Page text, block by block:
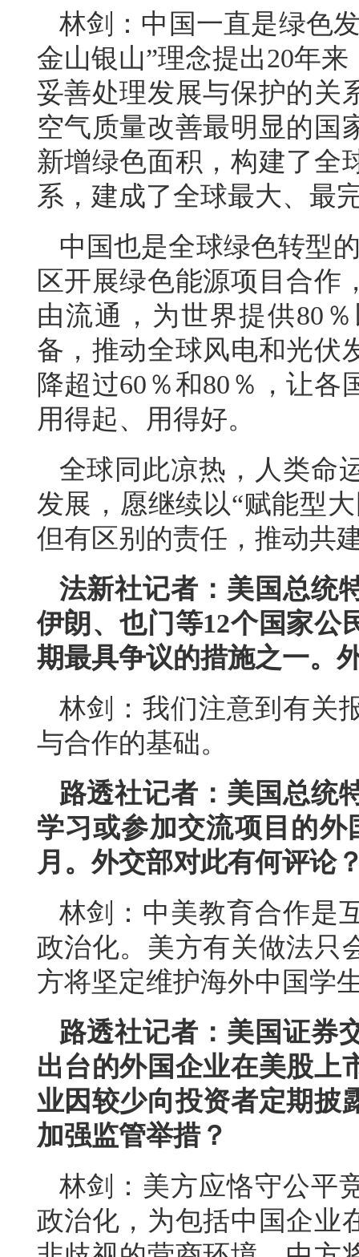
林剑：中国一直是绿色
金山银山”理念提出20年
妥善处理发展与保护的关
空气质量改善最明显的国
新增绿色面积，构建了全
系，建成了全球最大、最
中国也是全球绿色转型
区开展绿色能源项目合作
由流通，为世界提供80
备，推动全球风电和光伏
降超过60％和80％，让
用得起、用得好。
全球同此凉热，人类命
发展，愿继续以“赋能型
但有区别的责任，推动共
法新社记者：美国总统
伊朗、也门等12个国家公
期最具争议的措施之一。
林剑：我们注意到有关
与合作的基础。
路透社记者：美国总统
学习或参加交流项目的
月。外交部对此有何评论
林剑：中美教育合作是
政治化。美方有关做法只
方将坚定维护海外中国学
路透社记者：美国证券
出台的外国企业在美股上
业因较少向投资者定期披
加强监管举措？
林剑：美方应恪守公平
政治化，为包括中国企业